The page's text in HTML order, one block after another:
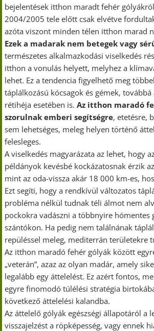
bejelentések itthon maradt fehér
2004/2005 tele előtt csak elvétve
azóta viszont minden télen itthon marad
Ezek a madarak nem betegek vagy
természetes alkalmazkodási viselkedés
itthon a vonulás helyett, melyhez a
lehet. Ez a tendencia figyelhető meg
táplálkozású kócsagok és gémek,
rétihéja esetében is.Az itthon maradó
szorulnak emberi segítségre, etetésre,
sem lehetséges, meleg helyen történő
felesleges.
A viselkedés magyarázata az lehet, hogy
példányok kevésbé kockázatosnak érzik
mint az oda-vissza akár 18 000 km-es,
Ezt segíti, hogy a rendkívül változatos
probléma nélkül tudnak téli álmot nem
pockokra vadászni a többnyire hómentes
szántókon. Ha pedig nem találnának
repüléssel meleg, mediterrán területekre
Az itthon maradó fehér gólyák között
„veterán”, azaz az olyan madár, amely
legalább egy áttelelést. Ez azért fontos,
egyre finomodó túlélési stratégia
következő áttelelési kalandba.
Az áttelelő gólyák egészségi állapotáról a
visszajelzést a röpképesség, vagy ennek